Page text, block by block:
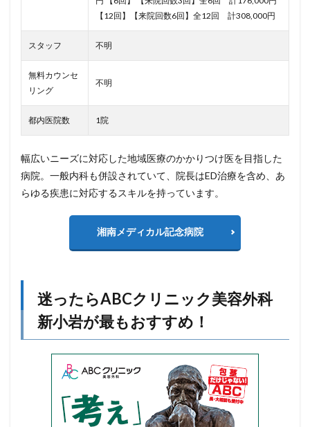
【12回】【来院回数6回】全12回 計308,000円
スタッフ 不明
無料カウンセ
リング
不明
都内医院数 1院
幅広いニーズに対応した地域医療のかかりつけ医を目指した
病院。一般内科も併設されていて、院長はED治療を含め、あ
らゆる疾患に対応するスキルを持っています。
湘南メディカル記念病院
迷ったらABCクリニック美容外科
新小岩が最もおすすめ！